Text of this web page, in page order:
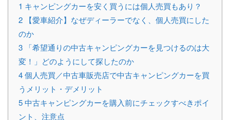
1 キャンピングカーを安く買うには個人売買もあり？
2 【愛車紹介】なぜディーラーでなく、個人売買にした
のか
3 「希望通りの中古キャンピングカーを見つけるのは大
変！」どのようにして探したのか
4個人売買／中古車販売店で中古キャンピングカーを買
うメリット・デメリット
5中古キャンピングカーを購入前にチェックすべきポイ
ント、注意点